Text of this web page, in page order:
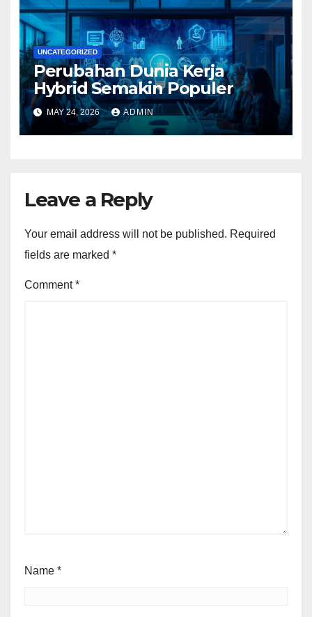
UNCATEGORIZED
Perubahan Dunia Kerja
Hybrid Semakin Populer
MAY 24, 2026 ADMIN
Leave a Reply
Your email address will not be published. Required
fields are marked *
Comment*
Name *